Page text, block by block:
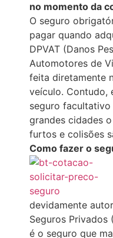
no momento da
O seguro
pagar quando
DPVAT (Danos
Automotores de
feita diretamente
veículo. Contudo,
seguro facultativo
grandes cidades
furtos e colisões
Como fazer o
devidamente
Seguros Privados
é o seguro que